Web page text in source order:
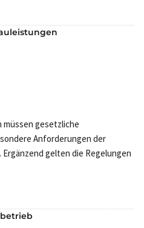
gesetzliche
Anforderungen der
gelten die Regelungen